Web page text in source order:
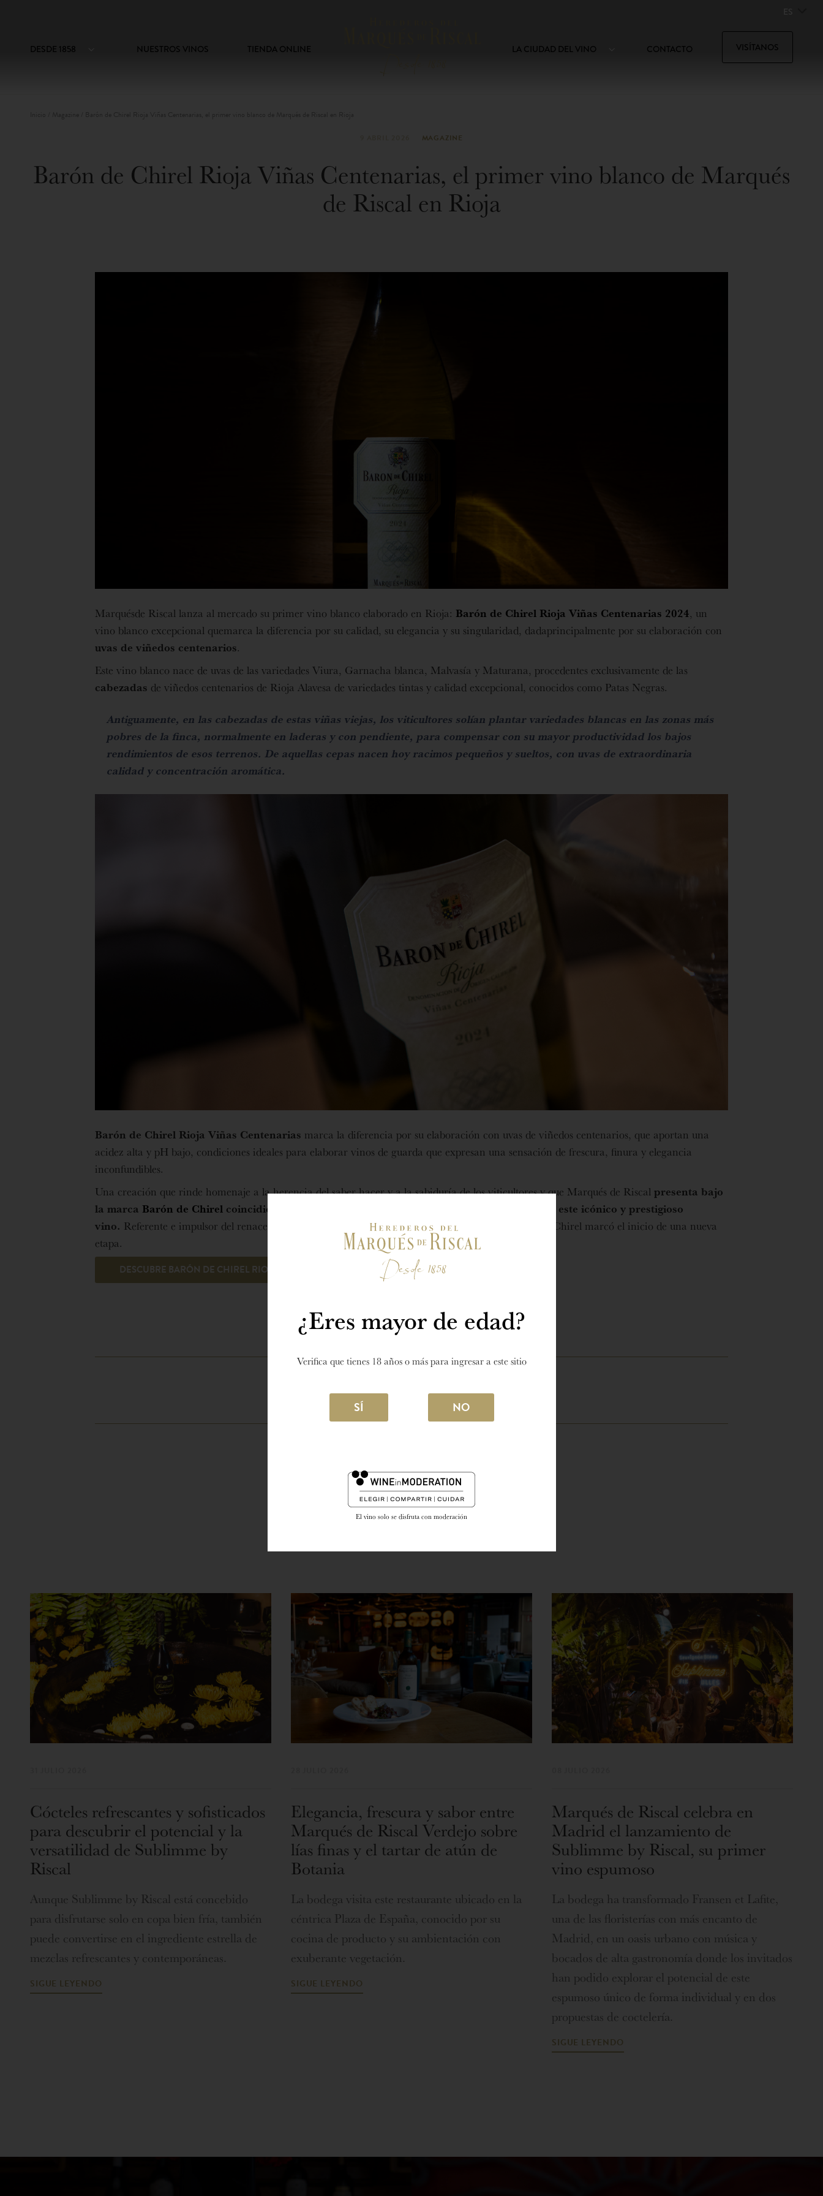
DESDE 1858 NUESTROS VINOS TIENDA ONLINE LA CIUDAD DEL VINO CONTACTO VISÍTANOS
MAGAZINE
Barón de Chirel Rioja Viñas Centenarias, el primer vino blanco de Marqués
de Riscal en Rioja
Marquésde Riscal lanza al mercado su primer vino blanco elaborado en Rioja: Barón de Chirel Rioja Viñas Centenarias 2024, un
vino blanco excepcional quemarca la diferencia por su calidad, su elegancia y su singularidad, dadaprincipalmente por su elaboración con
uvas de viñedos centenarios.
Este vino blanco nace de uvas de las variedades Viura, Garnacha blanca, Malvasía y Maturana, procedentes exclusivamente de las
cabezadas de viñedos centenarios de Rioja Alavesa de variedades tintas y calidad excepcional, conocidos como Patas Negras.
Antiguamente, en las cabezadas de estas viñas viejas, los viticultores solían plantar variedades blancas en las zonas más
pobres de la finca, normalmente en laderas y con pendiente, para compensar con su mayor productividad los bajos
rendimientos de esos terrenos. De aquellas cepas nacen hoy racimos pequeños y sueltos, con uvas de extraordinaria
calidad y concentración aromática.
Barón de Chirel Rioja Viñas Centenarias marca la diferencia por su elaboración con uvas de viñedos centenarios, que aportan una
acidez alta y pH bajo, condiciones ideales para elaborar vinos de guarda que expresan una sensación de frescura, finura y elegancia
inconfundibles.
Una creación que rinde homenaje a la herencia del saber hacer y a la sabiduría de los viticultores y que Marqués de Riscal presenta bajo
la marca Barón de Chirel coincidiendo con el 40 aniversario de la primera añada (1986) de este icónico y prestigioso
vino. Referente e impulsor del renacer de los grandes vinos de Rioja, la primera añada de Barón de Chirel marcó el inicio de una nueva
etapa.
DESCUBRE BARÓN DE CHIREL RIOJA VIÑAS CENTENARIAS
COMPARTIR
Noticias relacionadas
Cócteles refrescantes y sofisticados
para descubrir el potencial y la
versatilidad de Sublimme by
Riscal
Aunque Sublimme by Riscal está concebido
para disfrutarse solo en copa bien fría, también
puede convertirse en el ingrediente estrella de
mezclas refrescantes y contemporáneas.
SIGUE LEYENDO
Elegancia, frescura y sabor entre
Marqués de Riscal Verdejo sobre
lías finas y el tartar de atún de
Botania
La bodega visita este restaurante ubicado en la
céntrica Plaza de España, conocido por su
cocina de producto y su ambientación con
exuberante vegetación.
SIGUE LEYENDO
Marqués de Riscal celebra en
Madrid el lanzamiento de
Sublimme by Riscal, su primer
vino espumoso
La bodega ha transformado Fransen et Lafite,
una de las floristerías con más encanto de
Madrid, en un oasis urbano con música y
bocados de alta gastronomía donde los invitados
han podido explorar el potencial de este
espumoso único de forma individual y en dos
propuestas de coctelería.
SIGUE LEYENDO
¿Eres mayor de edad?
Verifica que tienes 18 años o más para ingresar a este sitio
SÍ NO
El vino solo se disfruta con moderación